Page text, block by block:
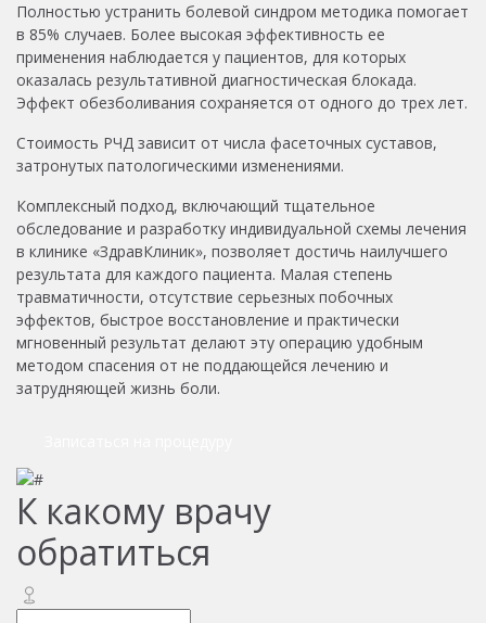
Полностью устранить болевой синдром методика помогает
в 85% случаев. Более высокая эффективность ее
применения наблюдается у пациентов, для которых
оказалась результативной диагностическая блокада.
Эффект обезболивания сохраняется от одного до трех лет.
Стоимость РЧД зависит от числа фасеточных суставов,
затронутых патологическими изменениями.
Комплексный подход, включающий тщательное
обследование и разработку индивидуальной схемы лечения
в клинике «ЗдравКлиник», позволяет достичь наилучшего
результата для каждого пациента. Малая степень
травматичности, отсутствие серьезных побочных
эффектов, быстрое восстановление и практически
мгновенный результат делают эту операцию удобным
методом спасения от не поддающейся лечению и
затрудняющей жизнь боли.
К какому врачу
обратиться